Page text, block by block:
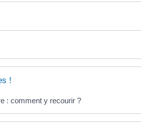
!
: comment y recourir ?